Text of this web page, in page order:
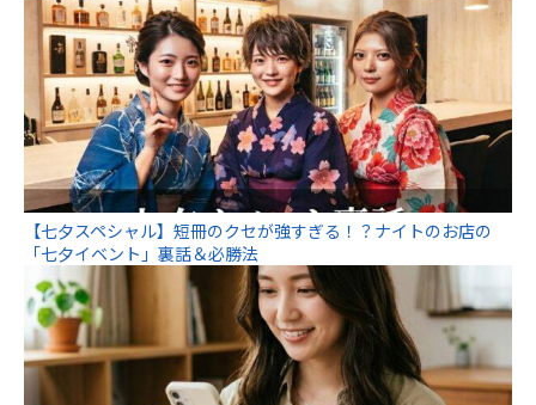
【七夕スペシャル】短冊のクセが強すぎる！？ナイトのお店の
「七夕イベント」裏話＆必勝法